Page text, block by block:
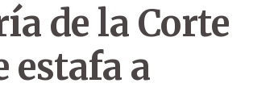
de la Corte
estafa a